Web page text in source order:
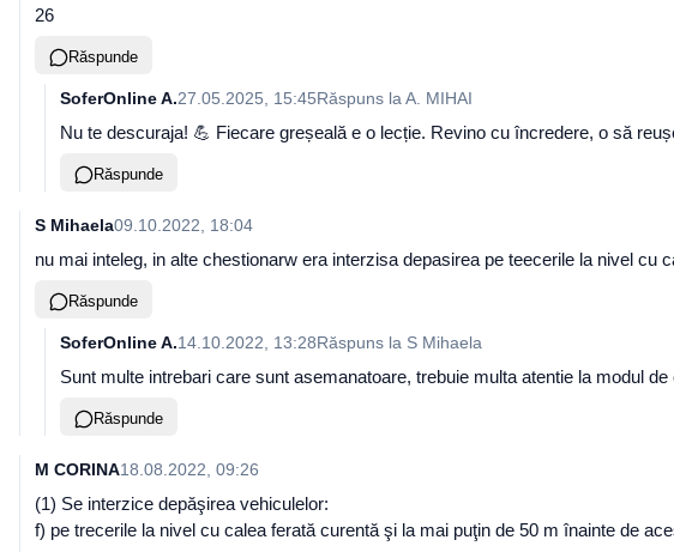
26
Răspunde
SoferOnline A.27.05.2025, 15:45Răspuns la A. MIHAI
Nu te descuraja! 💪 Fiecare greșeală e o lecție. Revino cu încredere, o să
Răspunde
S Mihaela09.10.2022, 18:04
nu mai inteleg, in alte chestionarw era interzisa depasirea pe teecerile la nivel cu
Răspunde
SoferOnline A.14.10.2022, 13:28Răspuns la S Mihaela
Sunt multe intrebari care sunt asemanatoare, trebuie multa atentie la modul
Răspunde
M CORINA18.08.2022, 09:26
(1) Se interzice depăşirea vehiculelor:
f) pe trecerile la nivel cu calea ferată curentă şi la mai puţin de 50 m înainte de